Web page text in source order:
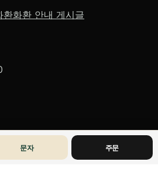
환화환 안내 게시글
문자 주문